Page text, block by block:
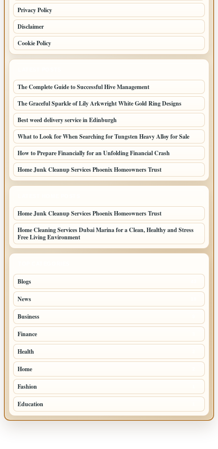
Privacy Policy
Disclaimer
Cookie Policy
The Complete Guide to Successful Hive Management
The Graceful Sparkle of Lily Arkwright White Gold Ring Designs
Best weed delivery service in Edinburgh
What to Look for When Searching for Tungsten Heavy Alloy for Sale
How to Prepare Financially for an Unfolding Financial Crash
Home Junk Cleanup Services Phoenix Homeowners Trust
Home Junk Cleanup Services Phoenix Homeowners Trust
Home Cleaning Services Dubai Marina for a Clean, Healthy and Stress
Free Living Environment
Blogs
News
Business
Finance
Health
Home
Fashion
Education